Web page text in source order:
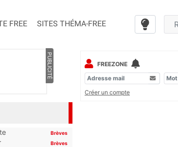
FREE SITES THÉMA-FREE
PUBLICITÉ
Brèves
Brèves
FREEZONE
Créer un compte